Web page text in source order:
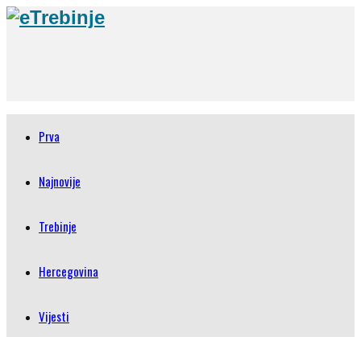
Prva
Najnovije
Trebinje
Hercegovina
Vijesti